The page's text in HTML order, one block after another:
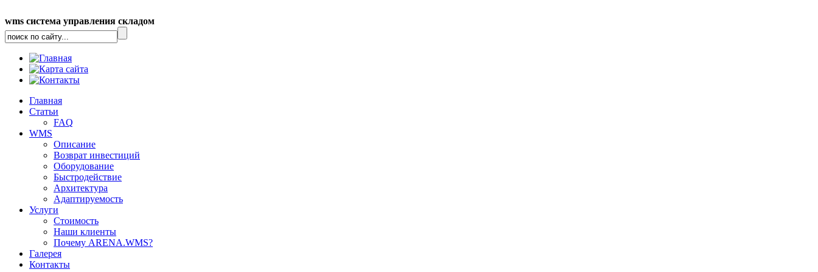
wms система управления складом
Главная
Статьи
FAQ
WMS
Описание
Возврат инвестиций
Оборудование
Быстродействие
Архитектура
Адаптируемость
Услуги
Стоимость
Наши клиенты
Почему ARENA.WMS?
Галерея
Контакты